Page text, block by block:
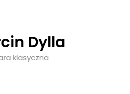
Dylla
klasyczna